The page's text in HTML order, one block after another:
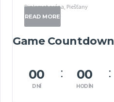
Diplomat aréna, Piešťany
READ MORE
Game Countdown
00
DNÍ
00
HODÍN